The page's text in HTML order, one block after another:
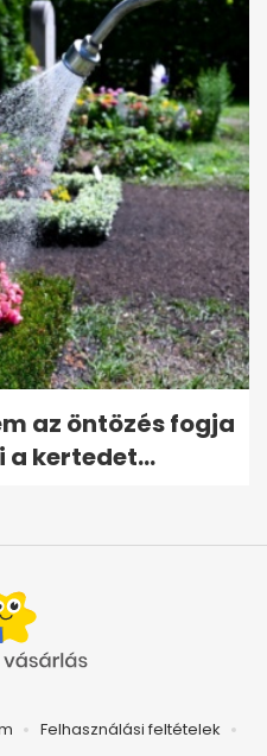
az öntözés fogja
kertedet...
Felhasználási feltételek